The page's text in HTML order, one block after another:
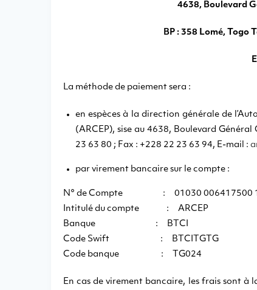
4638, Boulevard
BP : 358 Lomé, Togo
La méthode de paiement sera :
en espèces à la direction générale de
(ARCEP), sise au 4638, Boulevard
23 63 80 ; Fax : +228 22 23 63 94, E-mail :
par virement bancaire sur le compte :
N° de Compte : 01030 006417500
Intitulé du compte : ARCEP
Banque : BTCI
Code Swift : BTCITGTG
Code banque : TG024
En cas de virement bancaire, les frais sont à